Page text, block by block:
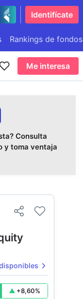
Identifícate
Rankings de fondos
Me interesa
Consulta
y toma ventaja
+8,60%